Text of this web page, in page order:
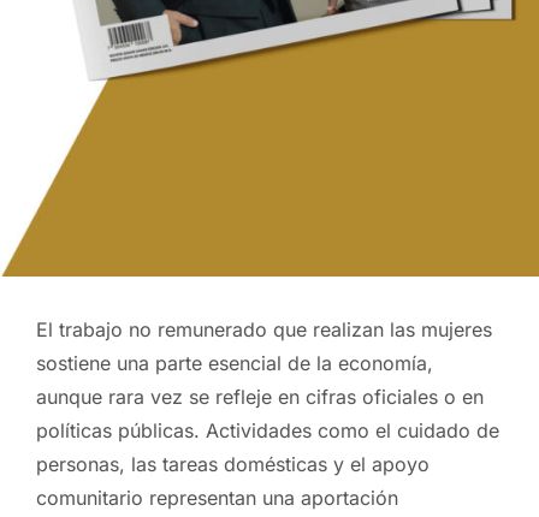
El trabajo no remunerado que realizan las mujeres
sostiene una parte esencial de la economía,
aunque rara vez se refleje en cifras oficiales o en
políticas públicas. Actividades como el cuidado de
personas, las tareas domésticas y el apoyo
comunitario representan una aportación